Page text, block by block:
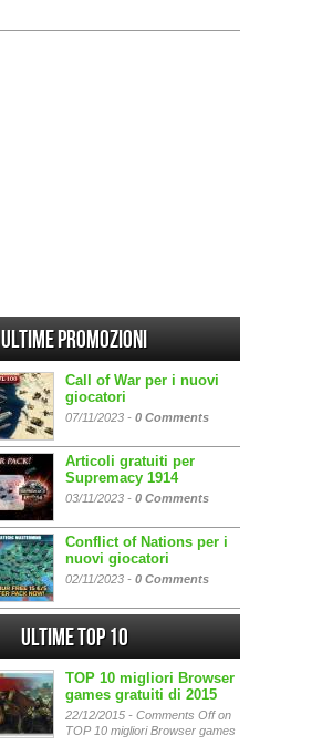
Ultime promozioni
Call of War per i nuovi
giocatori
07/11/2023 - 0 Comments
Articoli gratuiti per
Supremacy 1914
03/11/2023 - 0 Comments
Conflict of Nations per i
nuovi giocatori
02/11/2023 - 0 Comments
Ultime Top 10
TOP 10 migliori Browser
games gratuiti di 2015
22/12/2015 - Comments Offon
TOP 10 migliori Browser games